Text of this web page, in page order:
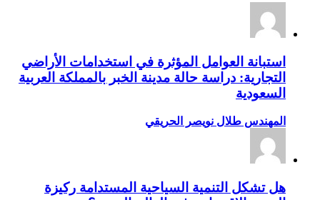
استبانة العوامل المؤثرة في استخدامات الأراضي
التجارية: دراسة حالة مدينة الخبر بالمملكة العربية
السعودية
المهندس طلال نويصر الحريقي
هل تشكل التنمية السياحية المستدامة ركيزة